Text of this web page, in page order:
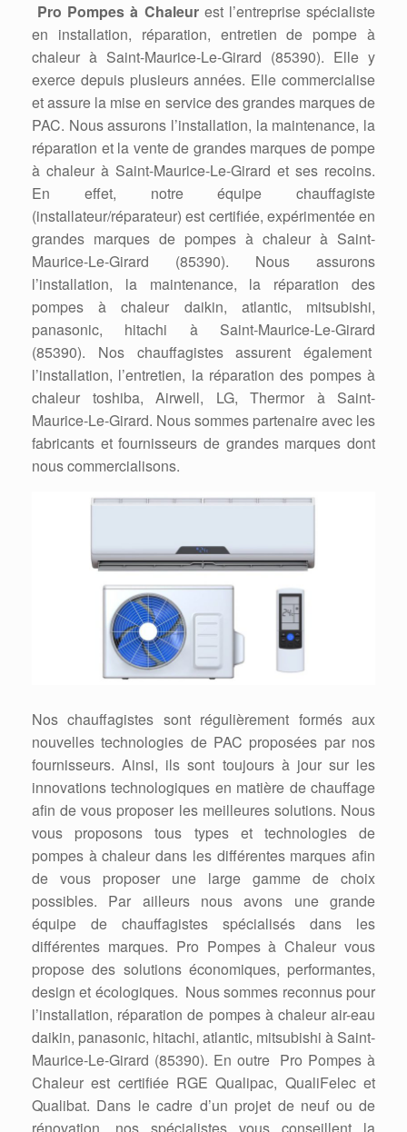
Pro Pompes à Chaleurest l’entreprise spécialiste
en installation, réparation, entretien de pompe à
chaleur à Saint-Maurice-Le-Girard (85390). Elle y
exerce depuis plusieurs années. Elle commercialise
et assure la mise en service des grandes marques de
PAC. Nous assurons l’installation, la maintenance, la
réparation et la vente de grandes marques de pompe
à chaleur à Saint-Maurice-Le-Girard et ses recoins.
En effet, notre équipe chauffagiste
(installateur/réparateur) est certifiée, expérimentée en
grandes marques de pompes à chaleur à Saint-
Maurice-Le-Girard (85390). Nous assurons
l’installation, la maintenance, la réparation des
pompes à chaleur daikin, atlantic, mitsubishi,
panasonic, hitachi à Saint-Maurice-Le-Girard
(85390). Nos chauffagistes assurent également
l’installation, l’entretien, la réparation des pompes à
chaleur toshiba, Airwell, LG, Thermor à Saint-
Maurice-Le-Girard. Nous sommes partenaire avec les
fabricants et fournisseurs de grandes marques dont
nous commercialisons.
Nos chauffagistes sont régulièrement formés aux
nouvelles technologies de PAC proposées par nos
fournisseurs. Ainsi, ils sont toujours à jour sur les
innovations technologiques en matière de chauffage
afin de vous proposer les meilleures solutions. Nous
vous proposons tous types et technologies de
pompes à chaleur dans les différentes marques afin
de vous proposer une large gamme de choix
possibles. Par ailleurs nous avons une grande
équipe de chauffagistes spécialisés dans les
différentes marques. Pro Pompes à Chaleur vous
propose des solutions économiques, performantes,
design et écologiques. Nous sommes reconnus pour
l’installation, réparation de pompes à chaleur air-eau
daikin, panasonic, hitachi, atlantic, mitsubishi à Saint-
Maurice-Le-Girard (85390). En outre Pro Pompes à
Chaleur est certifiée RGE Qualipac, QualiFelec et
Qualibat. Dans le cadre d’un projet de neuf ou de